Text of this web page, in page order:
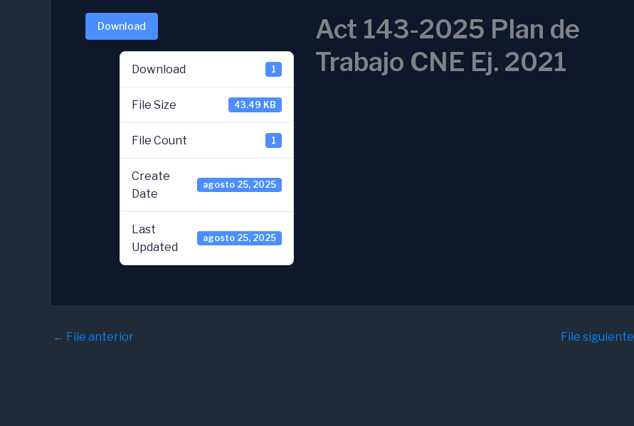
Download
Download 1
File Size 43.49 KB
File Count 1
Create
Date
agosto 25, 2025
Last
Updated
agosto 25, 2025
Act 143-2025 Plan de
Trabajo CNE Ej. 2021
← File anterior File siguiente